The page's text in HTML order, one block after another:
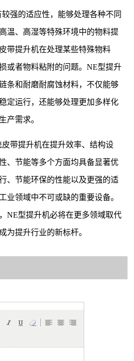
强的适应性，能够处理各种不同
温、高湿等特殊环境中的物料提
带提升机在处理某些特殊物料
或者物料粘附的问题。NE型提升
条和耐磨耐腐蚀材料，不仅能够
定运行，还能够处理更加多样化
产需求。
带提升机在提升效率、结构设
、节能等多个方面均具备显著优
、节能环保的性能以及更强的适
业领域中不可或缺的重要设备。
NE型提升机必将在更多领域取代
为提升行业的新标杆。